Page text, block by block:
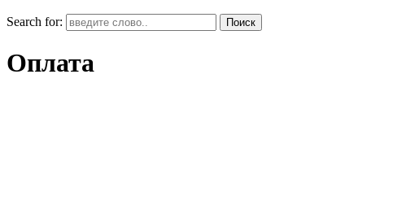
Search for:
Оплата